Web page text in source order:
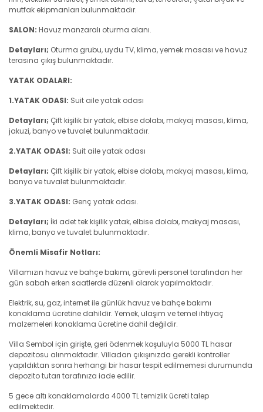
mutfak ekipmanları bulunmaktadır.
SALON: Havuz manzaralı oturma alanı.
Detayları; Oturma grubu, uydu TV, klima, yemek masası ve havuz
terasına çıkış bulunmaktadır.
YATAK ODALARI:
1.YATAK ODASI: Suit aile yatak odası
Detayları; Çift kişilik bir yatak, elbise dolabı, makyaj masası, klima,
jakuzi, banyo ve tuvalet bulunmaktadır.
2.YATAK ODASI: Suit aile yatak odası
Detayları; Çift kişilik bir yatak, elbise dolabı, makyaj masası, klima,
banyo ve tuvalet bulunmaktadır.
3.YATAK ODASI: Genç yatak odası.
Detayları; İki adet tek kişilik yatak, elbise dolabı, makyaj masası,
klima, banyo ve tuvalet bulunmaktadır.
Önemli Misafir Notları:
Villamızın havuz ve bahçe bakımı, görevli personel tarafından her
gün sabah erken saatlerde düzenli olarak yapılmaktadır.
Elektrik, su, gaz, internet ile günlük havuz ve bahçe bakımı
konaklama ücretine dahildir. Yemek, ulaşım ve temel ihtiyaç
malzemeleri konaklama ücretine dahil değildir.
Villa Sembol için girişte, geri ödenmek koşuluyla 5000 TL hasar
depozitosu alınmaktadır. Villadan çıkışınızda gerekli kontroller
yapıldıktan sonra herhangi bir hasar tespit edilmemesi durumunda
depozito tutarı tarafınıza iade edilir.
5 gece altı konaklamalarda 4000 TL temizlik ücreti talep
edilmektedir.